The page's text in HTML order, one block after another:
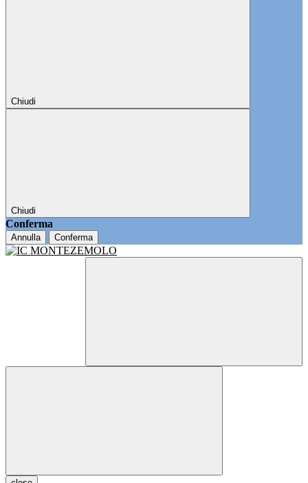
Chiudi
Chiudi
Conferma
Annulla Conferma